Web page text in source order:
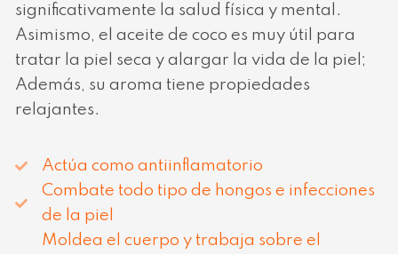
significativamente la salud física y mental.
Asimismo, el aceite de coco es muy útil para
tratar la piel seca y alargar la vida de la piel;
Además, su aroma tiene propiedades
relajantes.
Actúa como antiinflamatorio
Combate todo tipo de hongos e infecciones
de la piel
Moldea el cuerpo y trabaja sobre el